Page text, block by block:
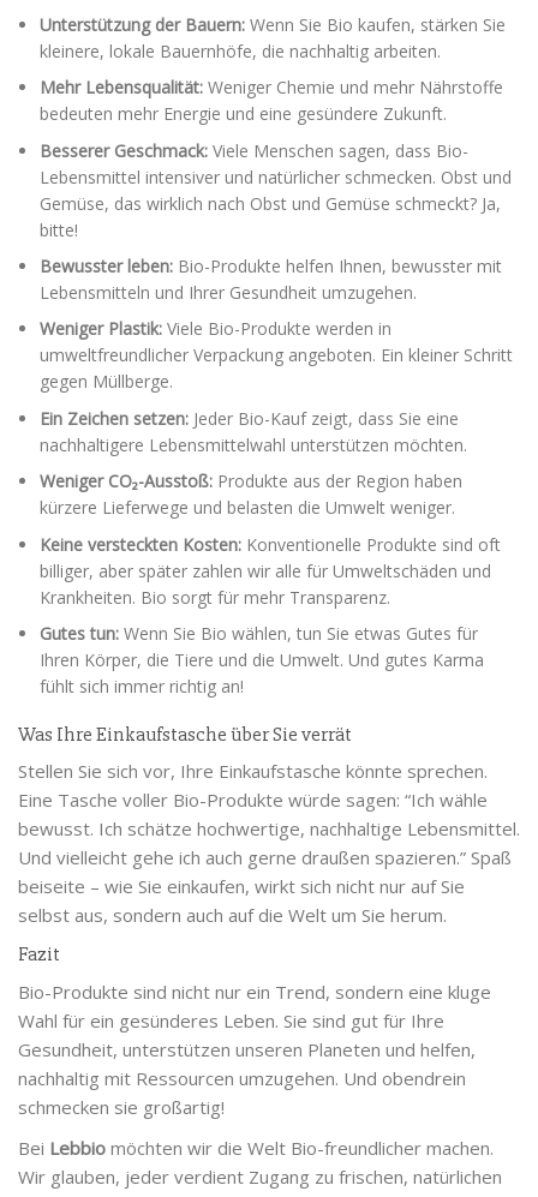
Unterstützung der Bauern: Wenn Sie Bio kaufen, stärken Sie
kleinere, lokale Bauernhöfe, die nachhaltig arbeiten.
Mehr Lebensqualität: Weniger Chemie und mehr Nährstoffe
bedeuten mehr Energie und eine gesündere Zukunft.
Besserer Geschmack: Viele Menschen sagen, dass Bio-
Lebensmittel intensiver und natürlicher schmecken. Obst und
Gemüse, das wirklich nach Obst und Gemüse schmeckt? Ja,
bitte!
Bewusster leben: Bio-Produkte helfen Ihnen, bewusster mit
Lebensmitteln und Ihrer Gesundheit umzugehen.
Weniger Plastik: Viele Bio-Produkte werden in
umweltfreundlicher Verpackung angeboten. Ein kleiner Schritt
gegen Müllberge.
Ein Zeichen setzen: Jeder Bio-Kauf zeigt, dass Sie eine
nachhaltigere Lebensmittelwahl unterstützen möchten.
Weniger CO₂-Ausstoß: Produkte aus der Region haben
kürzere Lieferwege und belasten die Umwelt weniger.
Keine versteckten Kosten: Konventionelle Produkte sind oft
billiger, aber später zahlen wir alle für Umweltschäden und
Krankheiten. Bio sorgt für mehr Transparenz.
Gutes tun: Wenn Sie Bio wählen, tun Sie etwas Gutes für
Ihren Körper, die Tiere und die Umwelt. Und gutes Karma
fühlt sich immer richtig an!
Was Ihre Einkaufstasche über Sie verrät
Stellen Sie sich vor, Ihre Einkaufstasche könnte sprechen.
Eine Tasche voller Bio-Produkte würde sagen: “Ich wähle
bewusst. Ich schätze hochwertige, nachhaltige Lebensmittel.
Und vielleicht gehe ich auch gerne draußen spazieren.” Spaß
beiseite – wie Sie einkaufen, wirkt sich nicht nur auf Sie
selbst aus, sondern auch auf die Welt um Sie herum.
Fazit
Bio-Produkte sind nicht nur ein Trend, sondern eine kluge
Wahl für ein gesünderes Leben. Sie sind gut für Ihre
Gesundheit, unterstützen unseren Planeten und helfen,
nachhaltig mit Ressourcen umzugehen. Und obendrein
schmecken sie großartig!
Bei Lebbio möchten wir die Welt Bio-freundlicher machen.
Wir glauben, jeder verdient Zugang zu frischen, natürlichen